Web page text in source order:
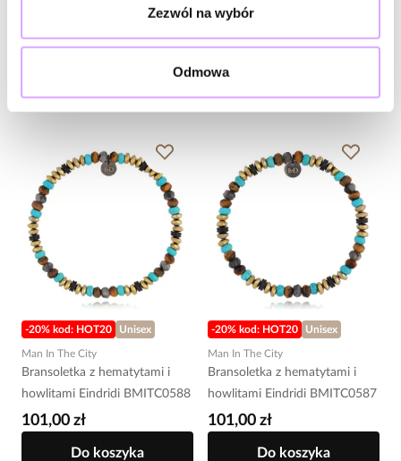
Zezwól na wybór
Odmowa
Bransoletka z hematytami i
Bransoletka z hematytami i
-20% kod: HOT20 Unisex
Man In The City
Bransoletka z hematytami i
howlitami Eindridi BMITC0588
101,00 zł
Do koszyka
-20% kod: HOT20 Unisex
Man In The City
Bransoletka z hematytami i
howlitami Eindridi BMITC0587
101,00 zł
Do koszyka